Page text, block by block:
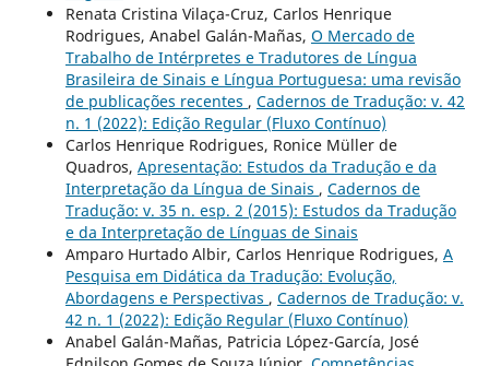
Renata Cristina Vilaça-Cruz, Carlos Henrique
Rodrigues, Anabel Galán-Mañas, O Mercado de
Trabalho de Intérpretes e Tradutores de Língua
Brasileira de Sinais e Língua Portuguesa: uma revisão
de publicações recentes , Cadernos de Tradução: v. 42
n. 1 (2022): Edição Regular (Fluxo Contínuo)
Carlos Henrique Rodrigues, Ronice Müller de
Quadros, Apresentação: Estudos da Tradução e da
Interpretação da Língua de Sinais , Cadernos de
Tradução: v. 35 n. esp. 2 (2015): Estudos da Tradução
e da Interpretação de Línguas de Sinais
Amparo Hurtado Albir, Carlos Henrique Rodrigues, A
Pesquisa em Didática da Tradução: Evolução,
Abordagens e Perspectivas , Cadernos de Tradução: v.
42 n. 1 (2022): Edição Regular (Fluxo Contínuo)
Anabel Galán-Mañas, Patricia López-García, José